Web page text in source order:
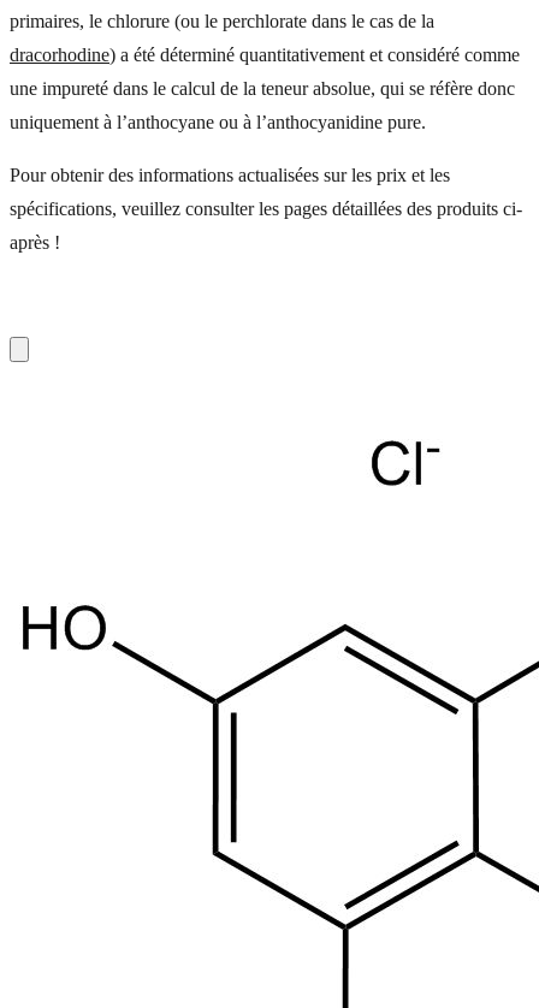
primaires, le chlorure (ou le perchlorate dans le cas de la
dracorhodine) a été déterminé quantitativement et considéré comme
une impureté dans le calcul de la teneur absolue, qui se réfère donc
uniquement à l’anthocyane ou à l’anthocyanidine pure.
Pour obtenir des informations actualisées sur les prix et les
spécifications, veuillez consulter les pages détaillées des produits ci-
après !